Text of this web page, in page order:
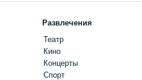
Развлечения
Театр
Кино
Концерты
Спорт